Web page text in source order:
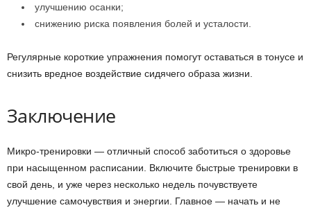
улучшению осанки;
снижению риска появления болей и усталости.
Регулярные короткие упражнения помогут оставаться в тонусе и
снизить вредное воздействие сидячего образа жизни.
Заключение
Микро-тренировки — отличный способ заботиться о здоровье
при насыщенном расписании. Включите быстрые тренировки в
свой день, и уже через несколько недель почувствуете
улучшение самочувствия и энергии. Главное — начать и не